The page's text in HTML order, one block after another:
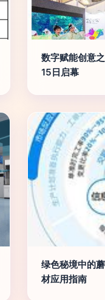
数字赋能创意
15日启幕
绿色秘境中的
材应用指南